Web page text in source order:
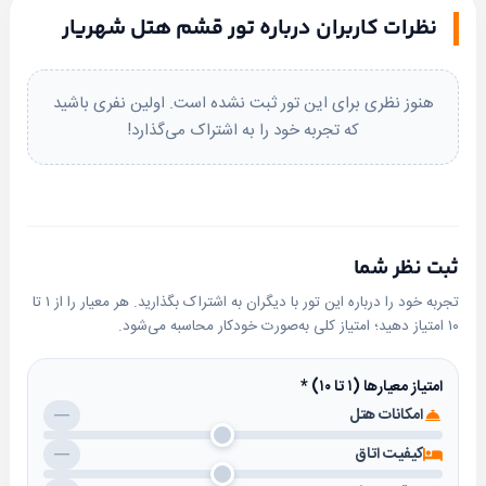
سرمایش، لوازم بهداشتی (حوله، شامپو، صابون، سشوار).
رستوران با ظرفیت 60 نفر
سالن صبحانه‌خوری (سرویس‌دهی 7:30 تا 9:30 صبح)
کافی‌شاپ با محیطی آرام
خدمات عمومی
آسانسور
سیستم تهویه مطبوع
خدمات نظافت روزانه
تاکسی‌سرویس و خدمات تور
صندوق امانات
نظرات کاربران درباره تور قشم هتل شهریار
هنوز نظری برای این تور ثبت نشده است. اولین نفری باشید
که تجربه خود را به اشتراک می‌گذارد!
ثبت نظر شما
تجربه خود را درباره این تور با دیگران به اشتراک بگذارید. هر معیار را از ۱ تا
۱۰ امتیاز دهید؛ امتیاز کلی به‌صورت خودکار محاسبه می‌شود.
امتیاز معیارها (۱ تا ۱۰)
*
امکانات هتل
—
کیفیت اتاق
—